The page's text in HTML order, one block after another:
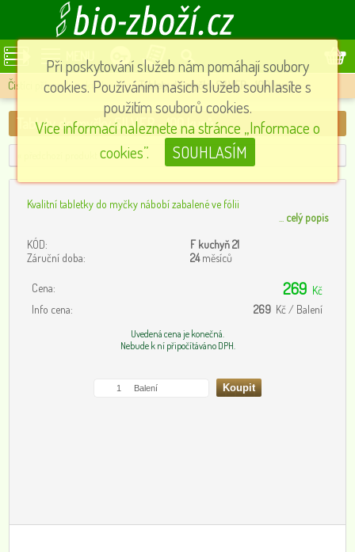
MENU
Čistíci přípravky v kuchyni » Tablety do myčky SILVER - 100 kusů
Tablety do myčky SILVER - 100 kusů
Kvalitní tabletky do myčky nábobí zabalené ve fólii
celý popis
KÓD:
F kuchyň 21
Záruční doba:
24měsíců
Cena: 269 Kč
Info cena:
269 Kč / Balení
Uvedená cena je konečná.
Nebude k ní připočítáváno DPH.
Při poskytování služeb nám pomáhají soubory
cookies. Používáním našich služeb souhlasíte s
použitím souborů cookies.
Více informací naleznete na stránce „Informace o
cookies”.
SOUHLASÍM